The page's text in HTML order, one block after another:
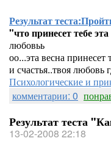
Результат теста:
"что принесет тебе
любовьь
оо...эта весна
и счастья..твоя любовь
Психологические и
комментарии: 0
Результат теста
13-02-2008 22:18